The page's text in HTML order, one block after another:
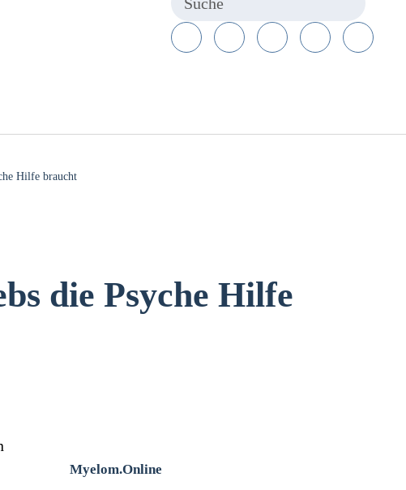
Hilfe braucht
die Psyche Hilfe
Myelom.Online